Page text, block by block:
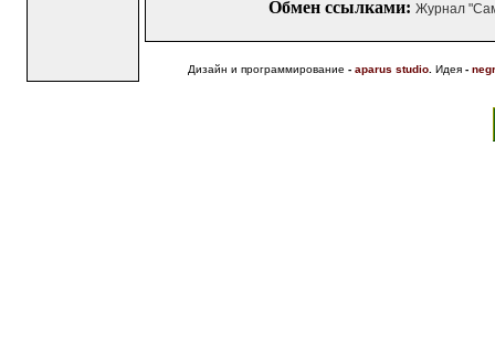
Обмен ссылками: Журнал
Дизайн и программирование - aparus studio. Идея-